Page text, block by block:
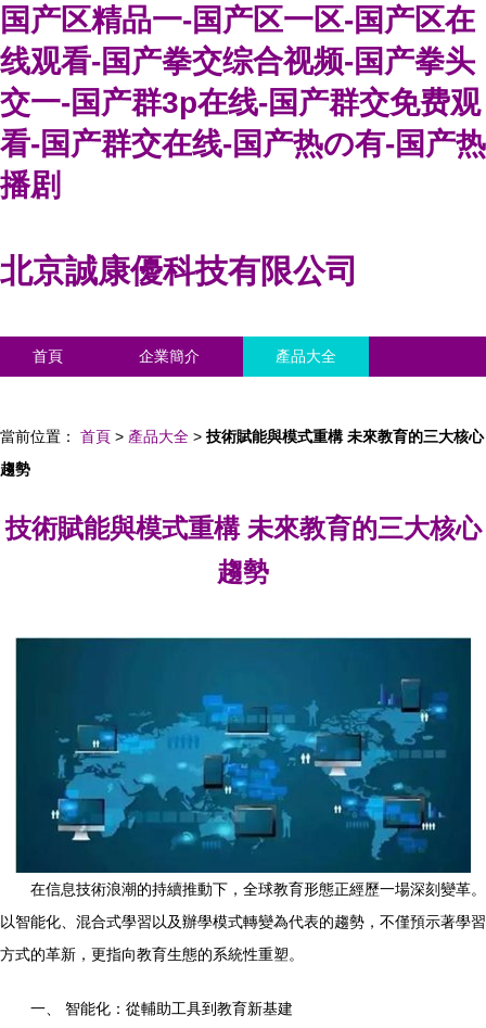
国产区精品一-国产区一区-国产区在
线观看-国产拳交综合视频-国产拳头
交一-国产群3p在线-国产群交免费观
看-国产群交在线-国产热の有-国产热
播剧
北京誠康優科技有限公司
首頁 企業簡介 產品大全
當前位置： 首頁 > 產品大全 > 技術賦能與模式重構 未來教育的三大核心
趨勢
技術賦能與模式重構 未來教育的三大核心
趨勢
在信息技術浪潮的持續推動下，全球教育形態正經歷一場深刻變革。
以智能化、混合式學習以及辦學模式轉變為代表的趨勢，不僅預示著學習
方式的革新，更指向教育生態的系統性重塑。
一、 智能化：從輔助工具到教育新基建